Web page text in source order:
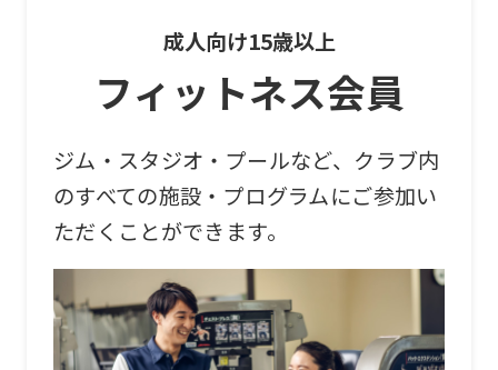
成人向け15歳以上
フィットネス会員
ジム・スタジオ・プールなど、クラブ内
のすべての施設・プログラムにご参加い
ただくことができます。